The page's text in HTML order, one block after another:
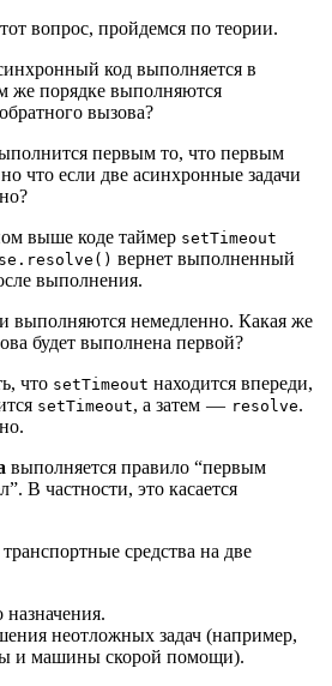
вопрос, пройдемся по теории.
код выполняется в
же порядке выполняются
вызова?
первым то, что первым
что если две асинхронные задачи
выше коде таймер setTimeout
вернет выполненный
выполнения.
выполняются немедленно. Какая же
будет выполнена первой?
что setTimeout находится впереди,
setTimeout, а затем — resolve.
выполняется правило “первым
В частности, это касается
средства на две
неотложных задач (например,
и машины скорой помощи).